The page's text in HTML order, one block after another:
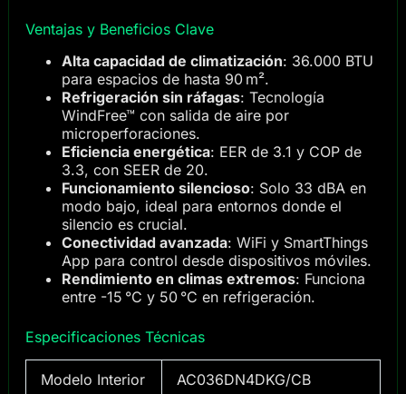
Ventajas y Beneficios Clave
Alta capacidad de climatización: 36.000 BTU
para espacios de hasta 90 m².
Refrigeración sin ráfagas: Tecnología
WindFree™ con salida de aire por
microperforaciones.
Eficiencia energética: EER de 3.1 y COP de
3.3, con SEER de 20.
Funcionamiento silencioso: Solo 33 dBA en
modo bajo, ideal para entornos donde el
silencio es crucial.
Conectividad avanzada: WiFi y SmartThings
App para control desde dispositivos móviles.
Rendimiento en climas extremos: Funciona
entre -15 °C y 50 °C en refrigeración.
Especificaciones Técnicas
Modelo Interior AC036DN4DKG/CB